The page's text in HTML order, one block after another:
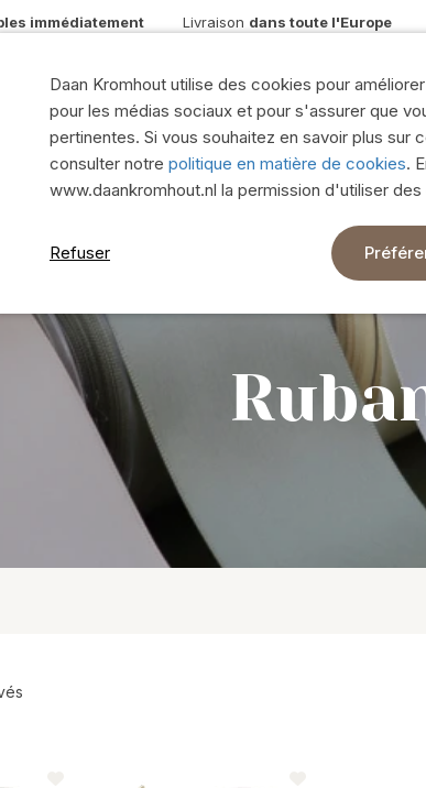
immédiatement Livraison dans toute l'Europe
verre
cylindriques verre
verre
rotin
d'herbes marines
Plastique/Polyrésine
Soie et
Montre
Branches
Couronnes
Mousse
Pots &
Montre tout
Daan Kromhout utilise des cookies pour
pour les médias sociaux et pour s'assurer que
pertinentes. Si vous souhaitez en savoir plus sur
consulter notre politique en matière de cookies.
www.daankromhout.nl la permission d'utiliser
Refuser